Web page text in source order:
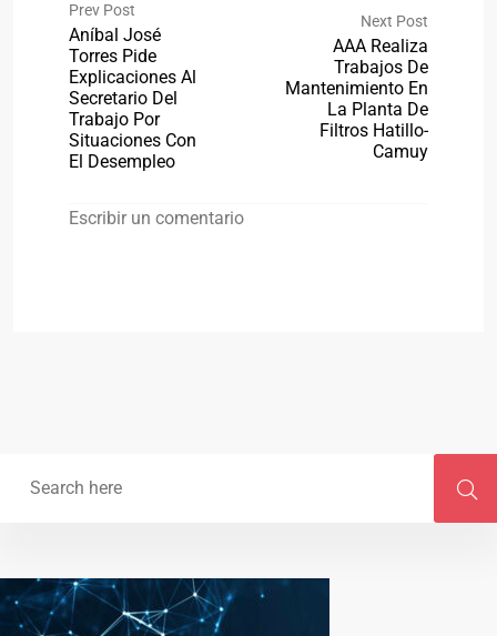
Prev Post
Aníbal José
Torres Pide
Explicaciones Al
Secretario Del
Trabajo Por
Situaciones Con
El Desempleo
Next Post
AAA Realiza
Trabajos De
Mantenimiento En
La Planta De
Filtros Hatillo-
Camuy
Escribir un comentario